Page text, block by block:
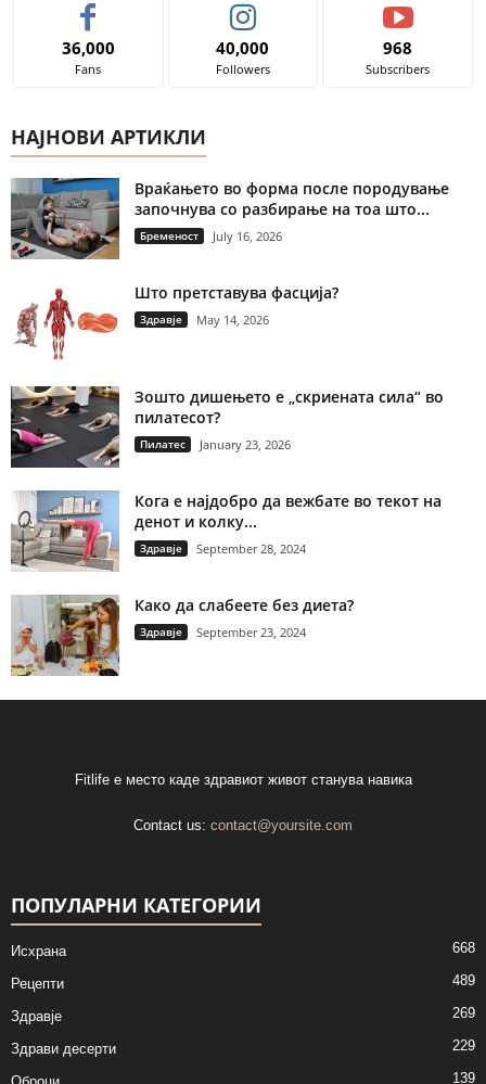
36,000
Fans
40,000
Followers
968
Subscribers
НАЈНОВИ АРТИКЛИ
Враќањето во форма после породување
започнува со разбирање на тоа што...
Бременост July 16, 2026
Што претставува фасција?
Здравје May 14, 2026
Зошто дишењето е „скриената сила“ во
пилатесот?
Пилатес January 23, 2026
Кога е најдобро да вежбате во текот на
денот и колку...
Здравје September 28, 2024
Како да слабеете без диета?
Здравје September 23, 2024
Fitlife е место каде здравиот живот станува навика
Contact us: contact@yoursite.com
ПОПУЛАРНИ КАТЕГОРИИ
Исхрана 668
Рецепти 489
Здравје 269
Здрави десерти 229
139